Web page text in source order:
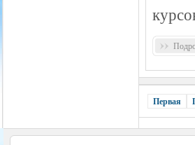
Первая